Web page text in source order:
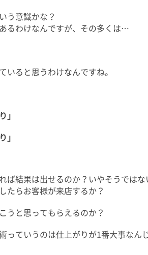
う意識かな？
るわけなんですが、その多くは…
いると思うわけなんですね。
」
」
ば結果は出せるのか？いやそうではな
たらお客様が来店するか？
うと思ってもらえるのか？
っていうのは仕上がりが1番大事なん